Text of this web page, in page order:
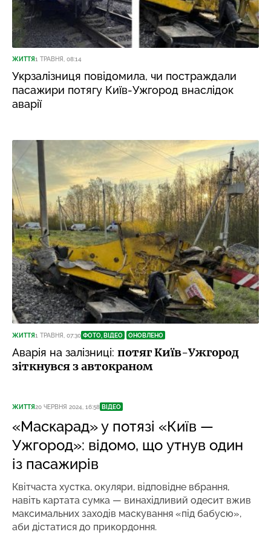
ЖИТТЯ1 ТРАВНЯ, 08:14
Укрзалізниця повідомила, чи постраждали
пасажири потягу Київ-Ужгород внаслідок
аварії
ЖИТТЯ1 ТРАВНЯ, 07:30 ФОТО, ВІДЕО ОНОВЛЕНО
Аварія на залізниці: потяг Київ-Ужгород
зіткнувся з автокраном
ЖИТТЯ20 ЧЕРВНЯ 2024, 16:58 ВІДЕО
«Маскарад» у потязі «Київ —
Ужгород»: відомо, що утнув один
із пасажирів
Квітчаста хустка, окуляри, відповідне вбрання,
навіть картата сумка — винахідливий одесит вжив
максимальних заходів маскування «під бабусю»,
аби дістатися до прикордоння.